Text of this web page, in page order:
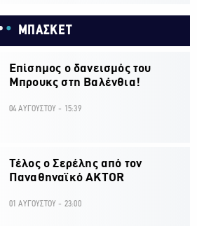
ΜΠΑΣΚΕΤ
Επίσημος ο δανεισμός του
Μπρουκς στη Βαλένθια!
04 ΑΥΓΟΥΣΤΟΥ - 15:39
Τέλος ο Σερέλης από τον
Παναθηναϊκό AKTOR
01 ΑΥΓΟΥΣΤΟΥ - 23:00